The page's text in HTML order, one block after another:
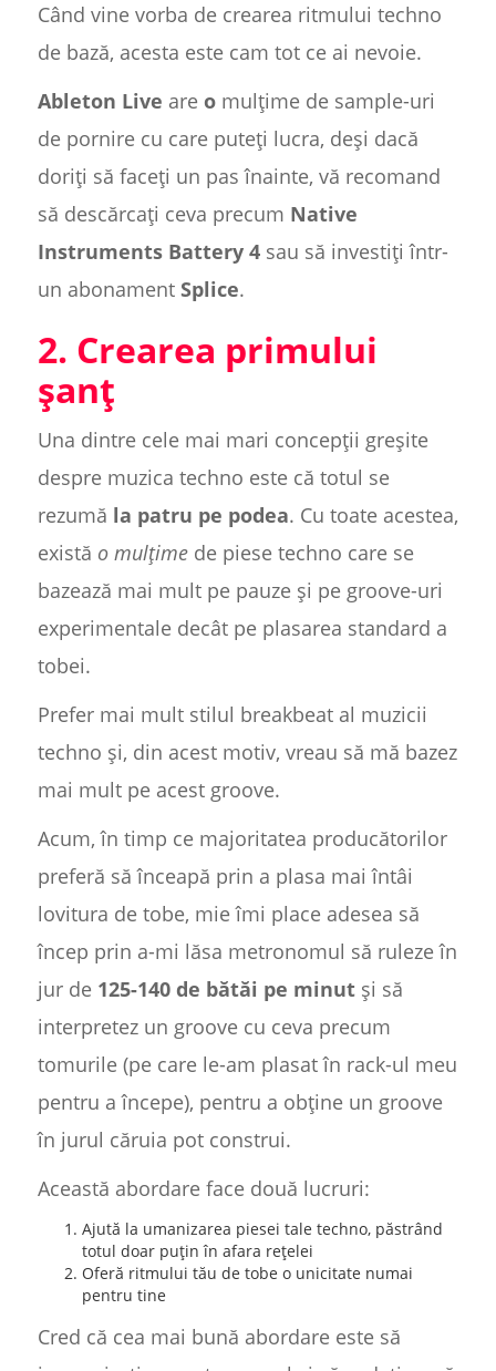
Când vine vorba de crearea ritmului techno
de bază, acesta este cam tot ce ai nevoie.
Ableton Live are omulțime de sample-uri
de pornire cu care puteți lucra, deși dacă
doriți să faceți un pas înainte, vă recomand
să descărcați ceva precum Native
Instruments Battery 4sau să investiți într-
un abonament Splice.
2. Crearea primului
șanț
Una dintre cele mai mari concepții greșite
despre muzica techno este că totul se
rezumă la patru pe podea. Cu toate acestea,
există o mulțimede piese techno care se
bazează mai mult pe pauze și pe groove-uri
experimentale decât pe plasarea standard a
tobei.
Prefer mai mult stilul breakbeat al muzicii
techno și, din acest motiv, vreau să mă bazez
mai mult pe acest groove.
Acum, în timp ce majoritatea producătorilor
preferă să înceapă prin a plasa mai întâi
lovitura de tobe, mie îmi place adesea să
încep prin a-mi lăsa metronomul să ruleze în
jur de 125-140 de bătăi pe minutși să
interpretez un groove cu ceva precum
tomurile (pe care le-am plasat în rack-ul meu
pentru a începe), pentru a obține un groove
în jurul căruia pot construi.
Această abordare face două lucruri:
Ajută la umanizarea piesei tale techno, păstrând
totul doar puțin în afara rețelei
Oferă ritmului tău de tobe o unicitate numai
pentru tine
Cred că cea mai bună abordare este să